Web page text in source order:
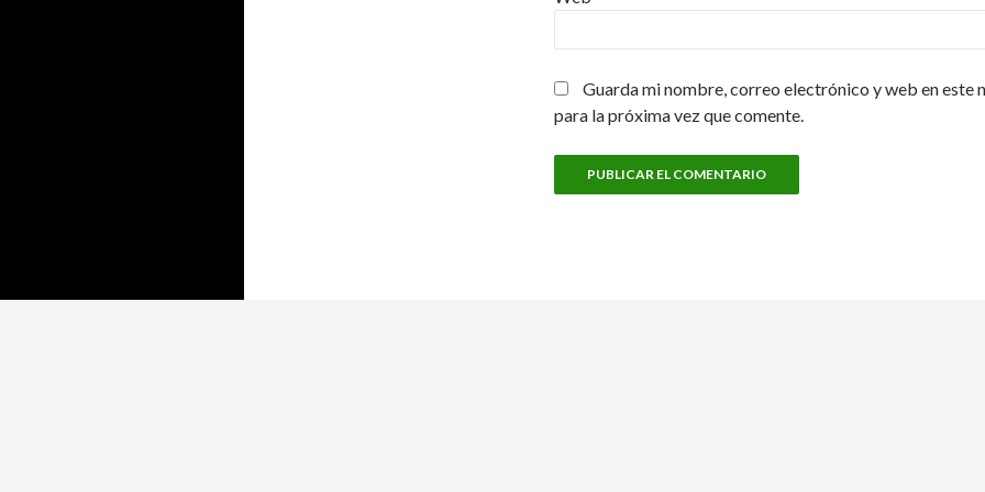
Guarda mi nombre, correo electrónico y web en este
para la próxima vez que comente.